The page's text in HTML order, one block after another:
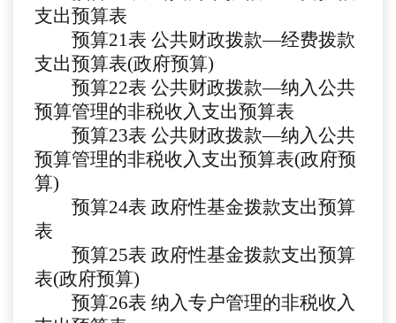
支出预算表
预算21表 公共财政拨款—经费拨款
支出预算表(政府预算)
预算22表 公共财政拨款—纳入公共
预算管理的非税收入支出预算表
预算23表 公共财政拨款—纳入公共
预算管理的非税收入支出预算表(政府预
算)
预算24表 政府性基金拨款支出预算
表
预算25表 政府性基金拨款支出预算
表(政府预算)
预算26表 纳入专户管理的非税收入